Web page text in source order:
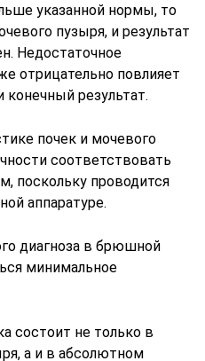
указанной нормы, то
пузыря, и результат
Недостаточное
отрицательно повлияет
конечный результат.
почек и мочевого
соответствовать
поскольку проводится
аппаратуре.
диагноза в брюшной
минимальное
состоит не только в
а и в абсолютном